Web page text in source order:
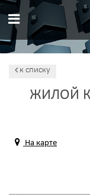
к списку
ЖИЛОЙ
На карте